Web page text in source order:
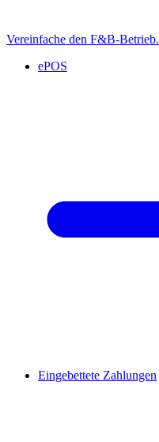
Vereinfache den F&B-Betrieb.
ePOS
Eingebettete Zahlungen